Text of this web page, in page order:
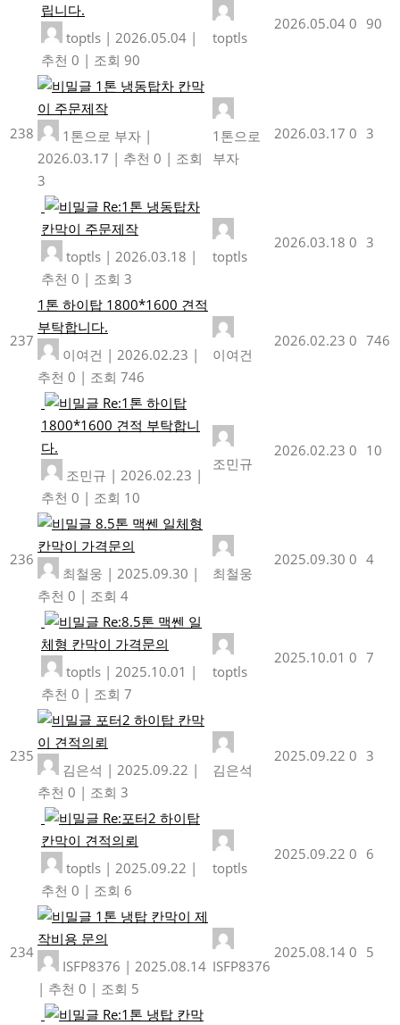
립니다.
toptls | 2026.05.04 |
추천 0 | 조회 90
toptls
2026.05.04 0 90
238
1톤 냉동탑차 칸막
이 주문제작
1톤으로 부자 |
2026.03.17 | 추천 0 | 조회
3
1톤으로
부자
2026.03.17 0 3
Re:1톤 냉동탑차
칸막이 주문제작
toptls | 2026.03.18 |
추천 0 | 조회 3
toptls
2026.03.18 0 3
237
1톤 하이탑 1800*1600 견적
부탁합니다.
이여건 | 2026.02.23 |
추천 0 | 조회 746
이여건
2026.02.23 0 746
Re:1톤 하이탑
1800*1600 견적 부탁합니
다.
조민규 | 2026.02.23 |
추천 0 | 조회 10
조민규
2026.02.23 0 10
236
8.5톤 맥쎈 일체형
칸막이 가격문의
최철웅 | 2025.09.30 |
추천 0 | 조회 4
최철웅
2025.09.30 0 4
Re:8.5톤 맥쎈 일
체형 칸막이 가격문의
toptls | 2025.10.01 |
추천 0 | 조회 7
toptls
2025.10.01 0 7
235
포터2 하이탑 칸막
이 견적의뢰
김은석 | 2025.09.22 |
추천 0 | 조회 3
김은석
2025.09.22 0 3
Re:포터2 하이탑
칸막이 견적의뢰
toptls | 2025.09.22 |
추천 0 | 조회 6
toptls
2025.09.22 0 6
234
1톤 냉탑 칸막이 제
작비용 문의
ISFP8376 | 2025.08.14
| 추천 0 | 조회 5
ISFP8376
2025.08.14 0 5
Re:1톤 냉탑 칸막